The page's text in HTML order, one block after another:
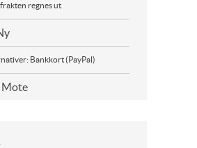
regnes ut
Bankkort (PayPal)
Mote